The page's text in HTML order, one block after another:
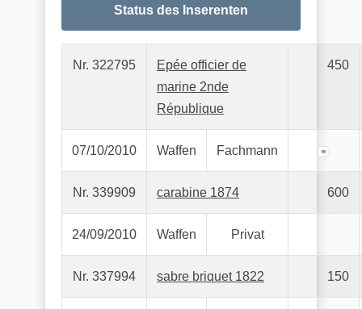
Status des Inserenten
Nr. 322795
Epée officier de
marine 2nde
République
450
07/10/2010 Waffen Fachmann
Nr. 339909 carabine 1874 600
24/09/2010 Waffen Privat
Nr. 337994 sabre briquet 1822 150